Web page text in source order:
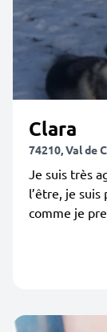
Clara
74210, Val de
Je suis très
l’être, je
comme je